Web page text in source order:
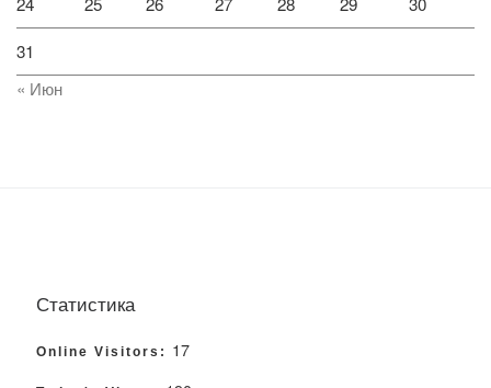
31
« Июн
Статистика
Online Visitors: 17